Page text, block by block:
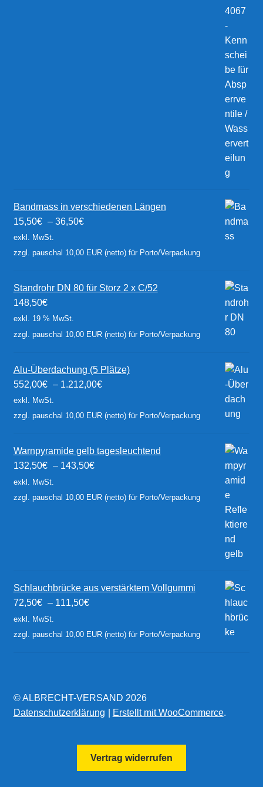
Bandmass in verschiedenen Längen
15,50€ – 36,50€
exkl. MwSt.
zzgl. pauschal 10,00 EUR (netto) für Porto/Verpackung
Standrohr DN 80 für Storz 2 x C/52
148,50€
exkl. 19 % MwSt.
zzgl. pauschal 10,00 EUR (netto) für Porto/Verpackung
Alu-Überdachung (5 Plätze)
552,00€ – 1.212,00€
exkl. MwSt.
zzgl. pauschal 10,00 EUR (netto) für Porto/Verpackung
Warnpyramide gelb tagesleuchtend
132,50€ – 143,50€
exkl. MwSt.
zzgl. pauschal 10,00 EUR (netto) für Porto/Verpackung
Schlauchbrücke aus verstärktem Vollgummi
72,50€ – 111,50€
exkl. MwSt.
zzgl. pauschal 10,00 EUR (netto) für Porto/Verpackung
© ALBRECHT-VERSAND 2026
Datenschutzerklärung
Erstellt mit WooCommerce.
Vertrag widerrufen